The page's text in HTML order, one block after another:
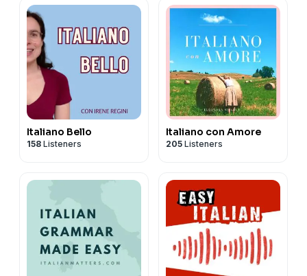
Italiano Bello
158 Listeners
Italiano con Amore
205 Listeners